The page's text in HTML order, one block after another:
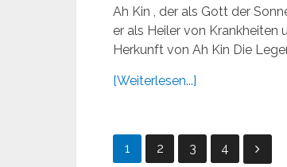
Ah Kin , der als Gott der
er als Heiler von
Herkunft von Ah Kin Die
[Weiterlesen...]
1 2 3 4